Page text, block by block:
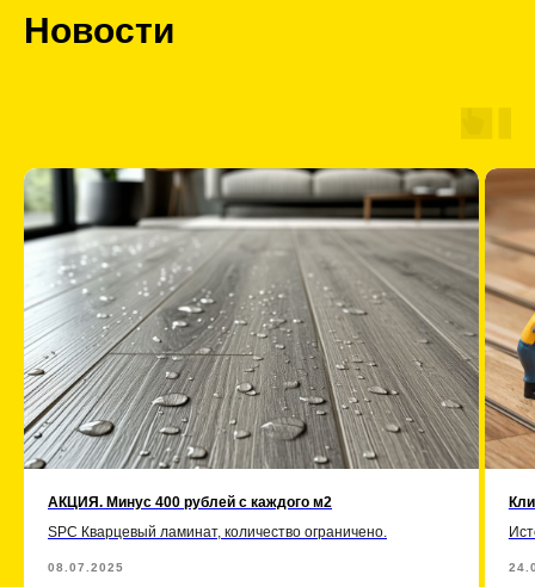
Новости
АКЦИЯ. Минус 400 рублей с каждого м2
SPC Кварцевый ламинат, количество ограничено.
08.07.2025